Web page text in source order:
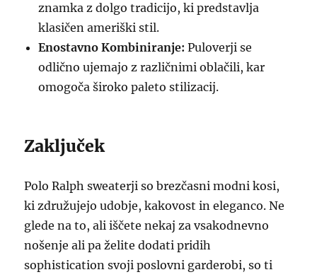
znamka z dolgo tradicijo, ki predstavlja
klasičen ameriški stil.
Enostavno Kombiniranje: Puloverji se
odlično ujemajo z različnimi oblačili, kar
omogoča široko paleto stilizacij.
Zaključek
Polo Ralph sweaterji so brezčasni modni kosi,
ki združujejo udobje, kakovost in eleganco. Ne
glede na to, ali iščete nekaj za vsakodnevno
nošenje ali pa želite dodati pridih
sophistication svoji poslovni garderobi, so ti